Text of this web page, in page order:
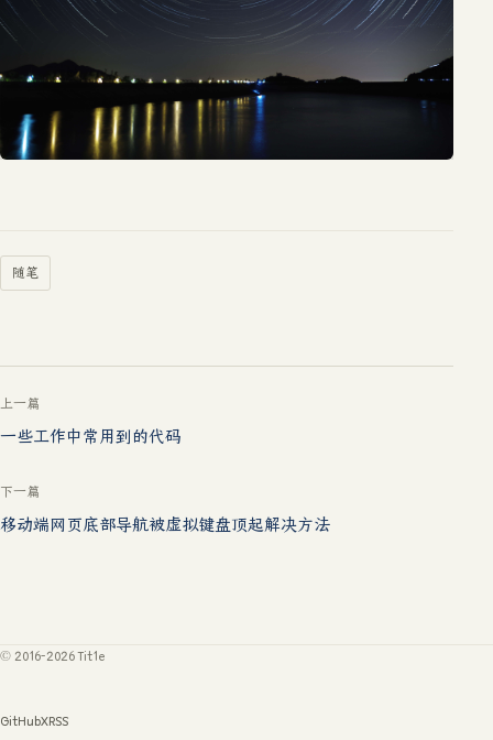
随笔
上一篇
一些工作中常用到的代码
下一篇
移动端网页底部导航被虚拟键盘顶起解决方法
© 2016-2026 Tit1e
GitHubXRSS